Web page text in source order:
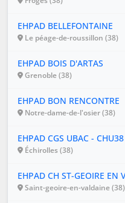
EHPAD BELLEFONTAINE
Le péage-de-roussillon (38)
EHPAD BOIS D'ARTAS
Grenoble (38)
EHPAD BON RENCONTRE
Notre-dame-de-l'osier (38)
EHPAD CGS UBAC - CHU38
Échirolles (38)
EHPAD CH ST-GEOIRE EN
Saint-geoire-en-valdaine (38)